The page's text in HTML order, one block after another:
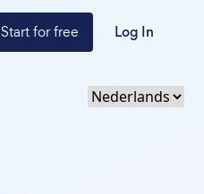
Start for free Log In